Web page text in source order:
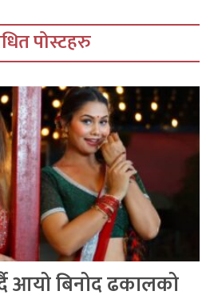
पोस्टहरु
आयो बिनोद ढकालको